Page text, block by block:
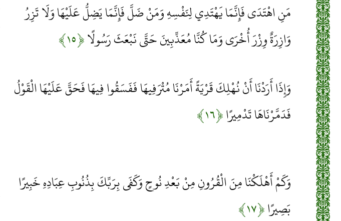
مَنِ اهْتَدَى فَإِنَّمَا يَهْتَدِي لِنَفْسِهِ وَمَنْ ضَلَّ فَإِنَّمَا يَضِلُّ عَلَيْهَا وَلَا تَزِرُ
وَازِرَةٌ وِزْرَ أُخْرَى وَمَا كُنَّا مُعَذِّبِينَ حَتَّى نَبْعَثَ رَسُولًا﴿۱۵﴾
وَإِذَا أَرَدْنَا أَنْ نُهْلِكَ قَرْيَةً أَمَرْنَا مُتْرَفِيهَا فَفَسَقُوا فِيهَا فَحَقَّ عَلَيْهَا الْقَوْلُ
فَدَمَّرْنَاهَا تَدْمِيرًا﴿۱۶﴾
وَكَمْ أَهْلَكْنَا مِنَ الْقُرُونِ مِنْ بَعْدِ نُوحٍ وَكَفَى بِرَبِّكَ بِذُنُوبِ عِبَادِهِ خَبِيرًا
بَصِيرًا﴿۱۷﴾